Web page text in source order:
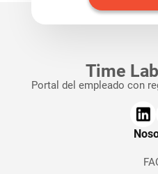
Time
Portal del empleado con